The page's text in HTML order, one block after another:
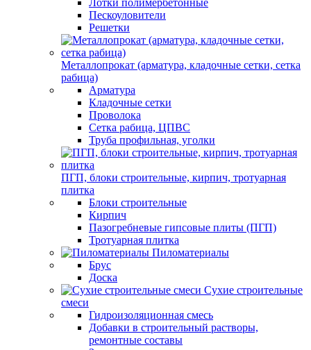
Лотки полимербетонные
Пескоуловители
Решетки
Металлопрокат (арматура, кладочные сетки, сетка
рабица)
Арматура
Кладочные сетки
Проволока
Сетка рабица, ЦПВС
Труба профильная, уголки
ПГП, блоки строительные, кирпич, тротуарная
плитка
Блоки строительные
Кирпич
Пазогребневые гипсовые плиты (ПГП)
Тротуарная плитка
Пиломатериалы
Брус
Доска
Сухие строительные
смеси
Гидроизоляционная смесь
Добавки в строительный растворы,
ремонтные составы